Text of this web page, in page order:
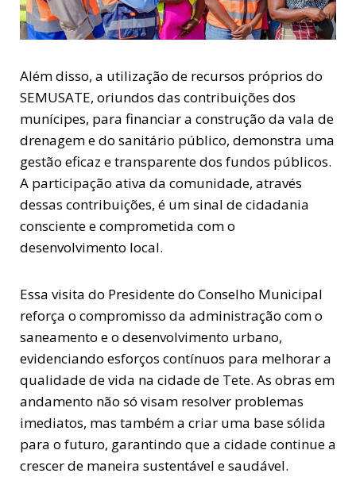
Além disso, a utilização de recursos próprios do
SEMUSATE, oriundos das contribuições dos
munícipes, para financiar a construção da vala de
drenagem e do sanitário público, demonstra uma
gestão eficaz e transparente dos fundos públicos.
A participação ativa da comunidade, através
dessas contribuições, é um sinal de cidadania
consciente e comprometida com o
desenvolvimento local.
Essa visita do Presidente do Conselho Municipal
reforça o compromisso da administração com o
saneamento e o desenvolvimento urbano,
evidenciando esforços contínuos para melhorar a
qualidade de vida na cidade de Tete. As obras em
andamento não só visam resolver problemas
imediatos, mas também a criar uma base sólida
para o futuro, garantindo que a cidade continue a
crescer de maneira sustentável e saudável.